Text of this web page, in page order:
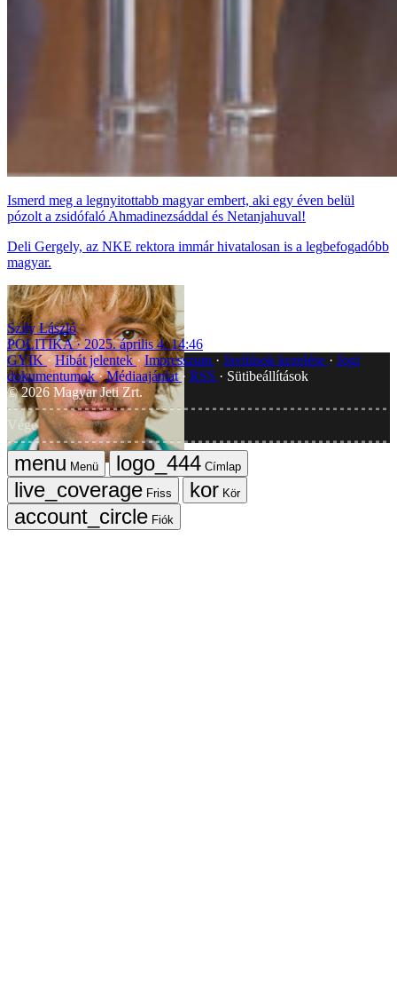
Ismerd meg a legnyitottabb magyar embert, aki egy éven belül
pózolt a zsidófaló Ahmadinezsáddal és Netanjahuval!
Deli Gergely, az NKE rektora immár hivatalosan is a legbefogadóbb
magyar.
Szily László
POLITIKA
2025. április 4. 14:46
GYIK Hibát jelentek Impresszum Javítások kezelése
Jogi
dokumentumok Médiaajánlat RSS
Sütibeállítások
©2026Magyar Jeti Zrt.
Vége
Menü
Címlap
Friss
Kör
Fiók